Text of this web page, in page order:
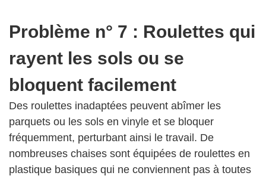
Problème n° 7 : Roulettes qui
rayent les sols ou se
bloquent facilement
Des roulettes inadaptées peuvent abîmer les
parquets ou les sols en vinyle et se bloquer
fréquemment, perturbant ainsi le travail. De
nombreuses chaises sont équipées de roulettes en
plastique basiques qui ne conviennent pas à toutes